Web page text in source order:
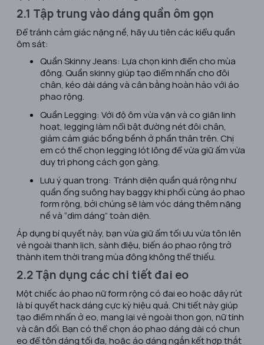
2.1 Tập trung vào dáng quần ôm gọn
Để tránh cảm giác nặng nề, hãy ưu tiên các kiểu quần
ôm sát:
Quần Skinny Jeans: Lựa chọn kinh điển cho mùa
đông. Quần skinny giúp tạo điểm nhấn cho đôi
chân, kéo dài dáng và cân bằng hoàn hảo với áo
phao rộng.
Quần Legging: Với độ ôm vừa vặn và co giãn linh
hoạt, legging làm nổi bật đường nét đôi chân,
giảm cảm giác bồng bềnh ở phần thân trên. Chị
em có thể chọn legging lót lông để vừa giữ ấm vừa
duy trì phong cách gọn gàng.
Lưu ý quan trọng: Tránh diện quần quá rộng như
quần ống suông hay baggy khi phối cùng áo phao
form rộng, bởi chúng sẽ làm vóc dáng thêm nặng
nề và “dìm dáng” toàn diện.
Áp dụng bí quyết này, bạn vừa giữ ấm tối ưu vừa tôn lên
vẻ ngoài thanh lịch, sành điệu, biến áo phao rộng trở
thành item thời trang mùa đông không thể thiếu.
2.2 Tận dụng các chi tiết đai eo
Một chiếc áo phao nữ form rộng có đai eo hoặc dây rút
là bí quyết hack dáng cực kỳ hiệu quả. Chi tiết này giúp
tạo điểm nhấn ở eo, mang lại vẻ ngoài thon gọn, nữ tính
và cân đối. Bạn có thể chọn áo phao dáng dài có chun
eo để tôn dáng tối đa, hoặc áo dáng ngắn kết hợp thắt